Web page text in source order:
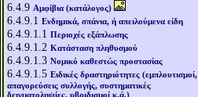
6.4.9 Αμφίβια (κατάλογος)
6.4.9.1 Ενδημικά, σπάνια, ή απειλούμενα είδη
6.4.9.1.1 Περιοχές εξάπλωσης
6.4.9.1.2 Κατάσταση πληθυσμού
6.4.9.1.3 Νομικό καθεστώς προστασίας
6.4.9.1.5 Ειδικές δραστηριότητες (εμπλουτισμοί,
απαγορεύσεις συλλογής, συστηματικές
δειγματοληψίες, υβριδισμοί κ.ά.)